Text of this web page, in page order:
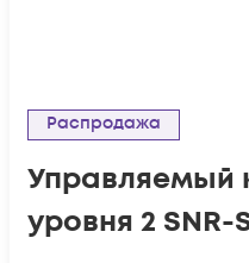
Распродажа
Управляемый
уровня 2 SNR-